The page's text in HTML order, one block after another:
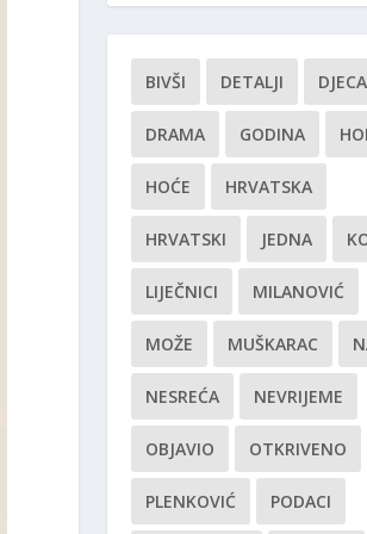
BIVŠI DETALJI DJECA
DRAMA GODINA
HOĆE HRVATSKA
HRVATSKI JEDNA
LIJEČNICI MILANOVIĆ
MOŽE MUŠKARAC
NESREĆA NEVRIJEME
OBJAVIO OTKRIVENO
PLENKOVIĆ PODACI